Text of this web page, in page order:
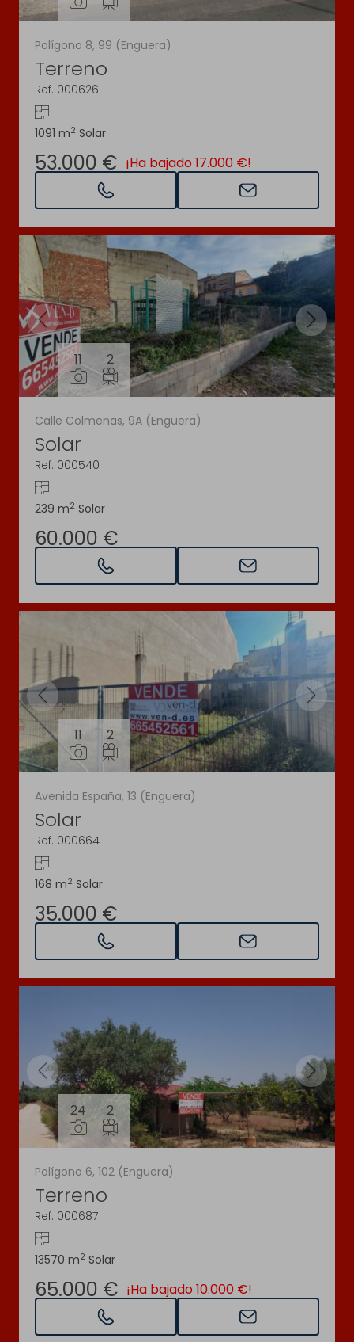
Polígono 8, 99 (Enguera)
Terreno
Ref. 000626
1091 m2 Solar
53.000 € ¡Ha bajado 17.000 €!
11 2
Calle Colmenas, 9A (Enguera)
Solar
Ref. 000540
239 m2 Solar
60.000 €
11 2
Avenida España, 13 (Enguera)
Solar
Ref. 000664
168 m2 Solar
35.000 €
24 2
Polígono 6, 102 (Enguera)
Terreno
Ref. 000687
13570 m2 Solar
65.000 € ¡Ha bajado 10.000 €!